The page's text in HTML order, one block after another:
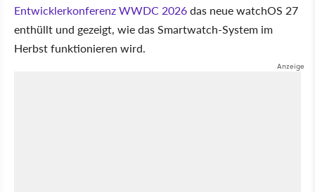
Entwicklerkonferenz WWDC 2026das neue watchOS 27
enthüllt und gezeigt, wie das Smartwatch-System im
Herbst funktionieren wird.